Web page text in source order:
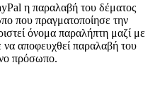
η παραλαβή του δέματος
που πραγματοποίησε την
όνομα παραλήπτη μαζί με
αποφευχθεί παραλαβή του
πρόσωπο.